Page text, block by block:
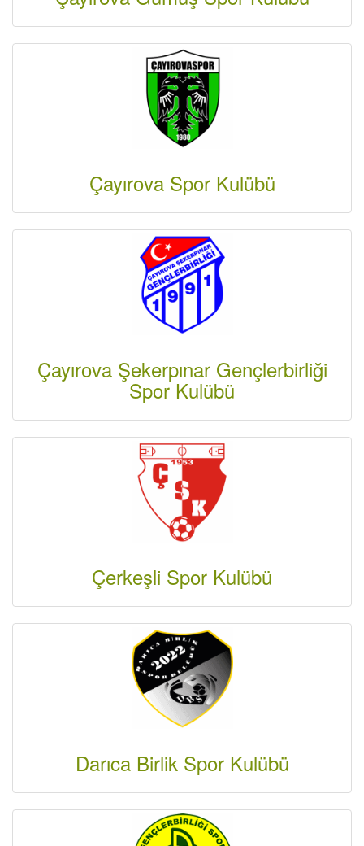
Çayırova Spor Kulübü
Çayırova Şekerpınar Gençlerbirliği
Spor Kulübü
Çerkeşli Spor Kulübü
Darıca Birlik Spor Kulübü